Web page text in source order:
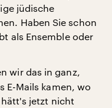
jüdische
Haben Sie schon
als Ensemble oder
wir das in ganz,
E-Mails kamen, wo
jetzt nicht